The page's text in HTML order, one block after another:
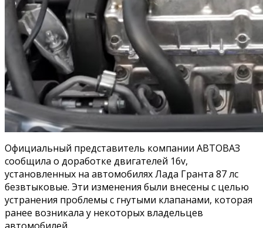
Официальный представитель компании АВТОВАЗ
сообщила о доработке двигателей 16v,
установленных на автомобилях Лада Гранта 87 лс
безвтыковые. Эти изменения были внесены с целью
устранения проблемы с гнутыми клапанами, которая
ранее возникала у некоторых владельцев